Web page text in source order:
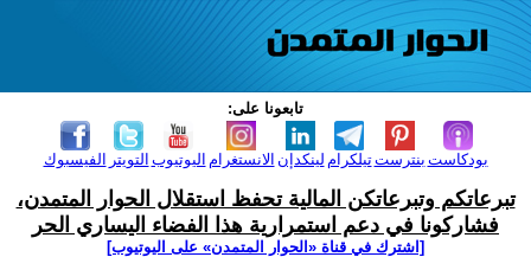
تابعونا على:
الفيسبوك التويتر اليوتيوب الانستغرام لينكدإن تيلكرامبنترست بودكاست
تبرعاتكم وتبرعاتكن المالية تحفظ استقلال الحوار المتمدن،
فشاركونا في دعم استمرارية هذا الفضاء اليساري الحر
[اشترك في قناة ‫«الحوار المتمدن» على اليوتيوب]